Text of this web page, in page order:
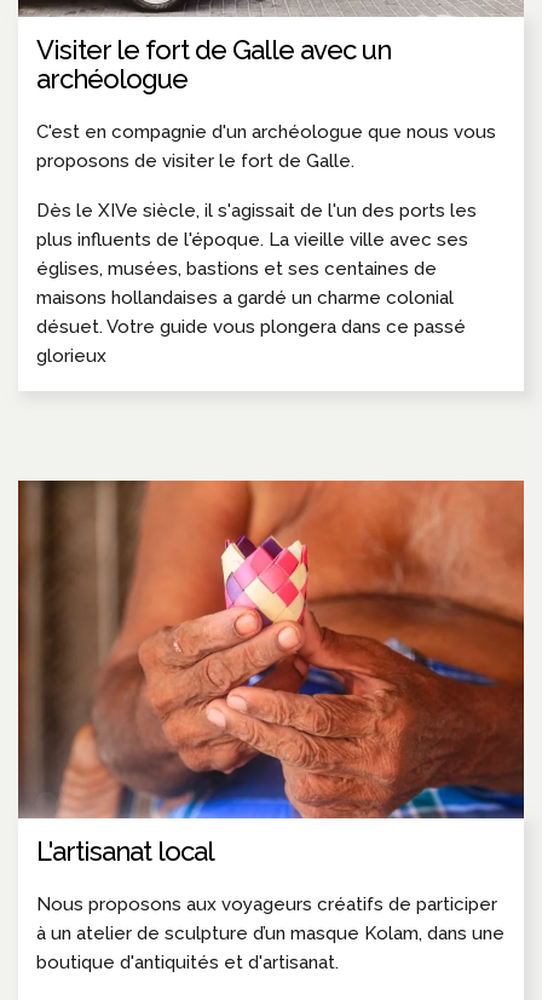
Visiter le fort de Galle avec un
archéologue
C'est en compagnie d'un archéologue que nous vous
proposons de visiter le fort de Galle.
Dès le XIVe siècle, il s'agissait de l'un des ports les
plus influents de l'époque. La vieille ville avec ses
églises, musées, bastions et ses centaines de
maisons hollandaises a gardé un charme colonial
désuet. Votre guide vous plongera dans ce passé
glorieux
L'artisanat local
Nous proposons aux voyageurs créatifs de participer
à un atelier de sculpture d’un masque Kolam, dans une
boutique d'antiquités et d'artisanat.